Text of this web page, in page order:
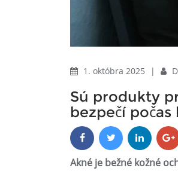
1. októbra 2025 |
Sú produkty
bezpečí počas
Akné je bežné kožné